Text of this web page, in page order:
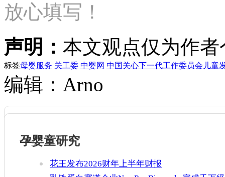
放心填写！
声明： 本文观点仅为作
标签母婴服务 关工委 中婴网 中国关心下一代工作委员会儿童
编辑：Arno
孕婴童研究
花王发布2026财年上半年财报